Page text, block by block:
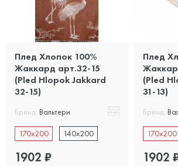
Плед Хлопок 100%
Жаккард арт.32-15
(Pled Hlopok Jakkard
32-15)
Бренд: Вальтери
170x200 140x200
1902 ₽
Плед
(Pled
31-13)
Бренд:
170x200
1902